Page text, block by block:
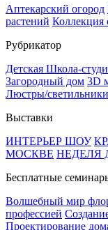
Аптекарский огород
растений
Рубрикатор
Детская Школа-
Загородный дом 3D
Люстры/светильники
Выставки
ИНТЕРЬЕР ШОУ
МОСКВЕ НЕДЕЛЯ
Бесплатные
Волшебный мир
профессией
Проектирование